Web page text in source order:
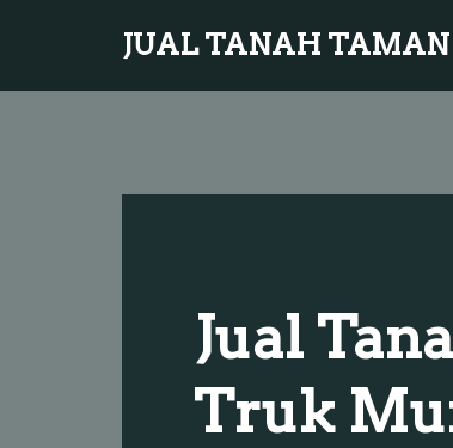
ke
JUAL TANAH TAMAN
Jual
Truk